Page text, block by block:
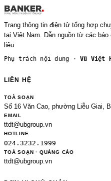
Trang thông tin điện tử tổng hợp
tại Việt Nam. Dẫn nguồn từ các
liệu.
Phụ trách nội dung ·Vũ Việt
LIÊN HỆ
TOÀ SOẠN
Số 16 Văn Cao, phường Liễu Giai,
EMAIL
ttdt@ubgroup.vn
HOTLINE
024.3232.1999
TOÀ SOẠN · QUẢNG CÁO
ttdt@ubgroup.vn